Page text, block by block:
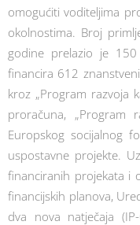
omogućiti voditeljima
okolnostima. Broj
godine prelazio je
financira 612
kroz „Program razvoja
proračuna, „Program
Europskog socijalnog
uspostavne projekte.
financiranih projekata i
financijskih planova,
dva nova natječaja